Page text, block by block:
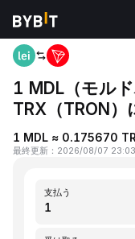
ホーム MDL to TRX
1 MDL（モル
TRX（TRON）
1 MDL ≈ 0.175670
最終更新 ： 2026/08/07 23:03
支払う